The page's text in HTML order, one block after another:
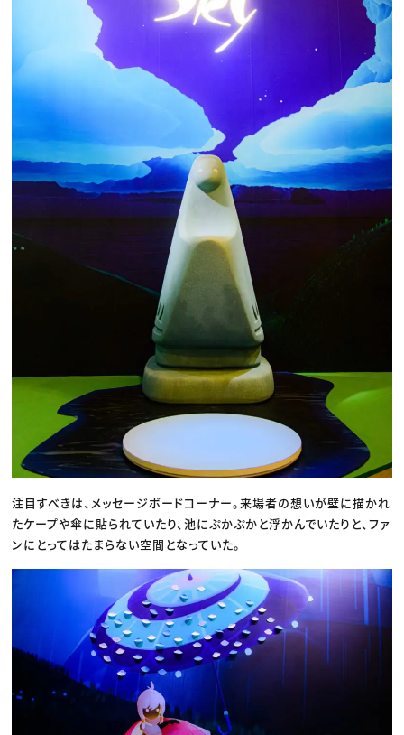
注目すべきは、メッセージボードコーナー。来場者の想いが壁に描かれ
たケープや傘に貼られていたり、池にぷかぷかと浮かんでいたりと、ファ
ンにとってはたまらない空間となっていた。